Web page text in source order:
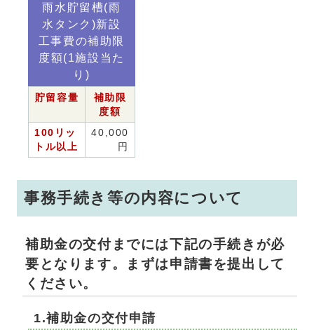
雨水貯留槽(雨
水タンク)新設
工事費の補助限
度額(1施設当た
り)
貯留容量
補助限
度額
100リッ
トル以上
40,000
円
事務手続き等の内容について
補助金の交付までには下記の手続きが必
要となります。まずは申請書を提出して
ください。
1.補助金の交付申請